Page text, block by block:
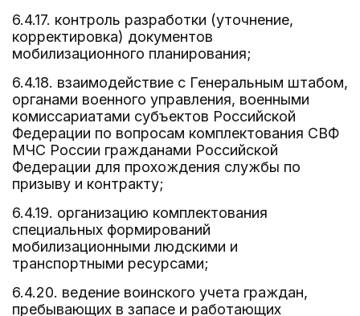
6.4.17. контроль разработки (уточнение,
корректировка) документов
мобилизационного планирования;
6.4.18. взаимодействие с Генеральным штабом,
органами военного управления, военными
комиссариатами субъектов Российской
Федерации по вопросам комплектования СВФ
МЧС России гражданами Российской
Федерации для прохождения службы по
призыву и контракту;
6.4.19. организацию комплектования
специальных формирований
мобилизационными людскими и
транспортными ресурсами;
6.4.20. ведение воинского учета граждан,
пребывающих в запасе и работающих